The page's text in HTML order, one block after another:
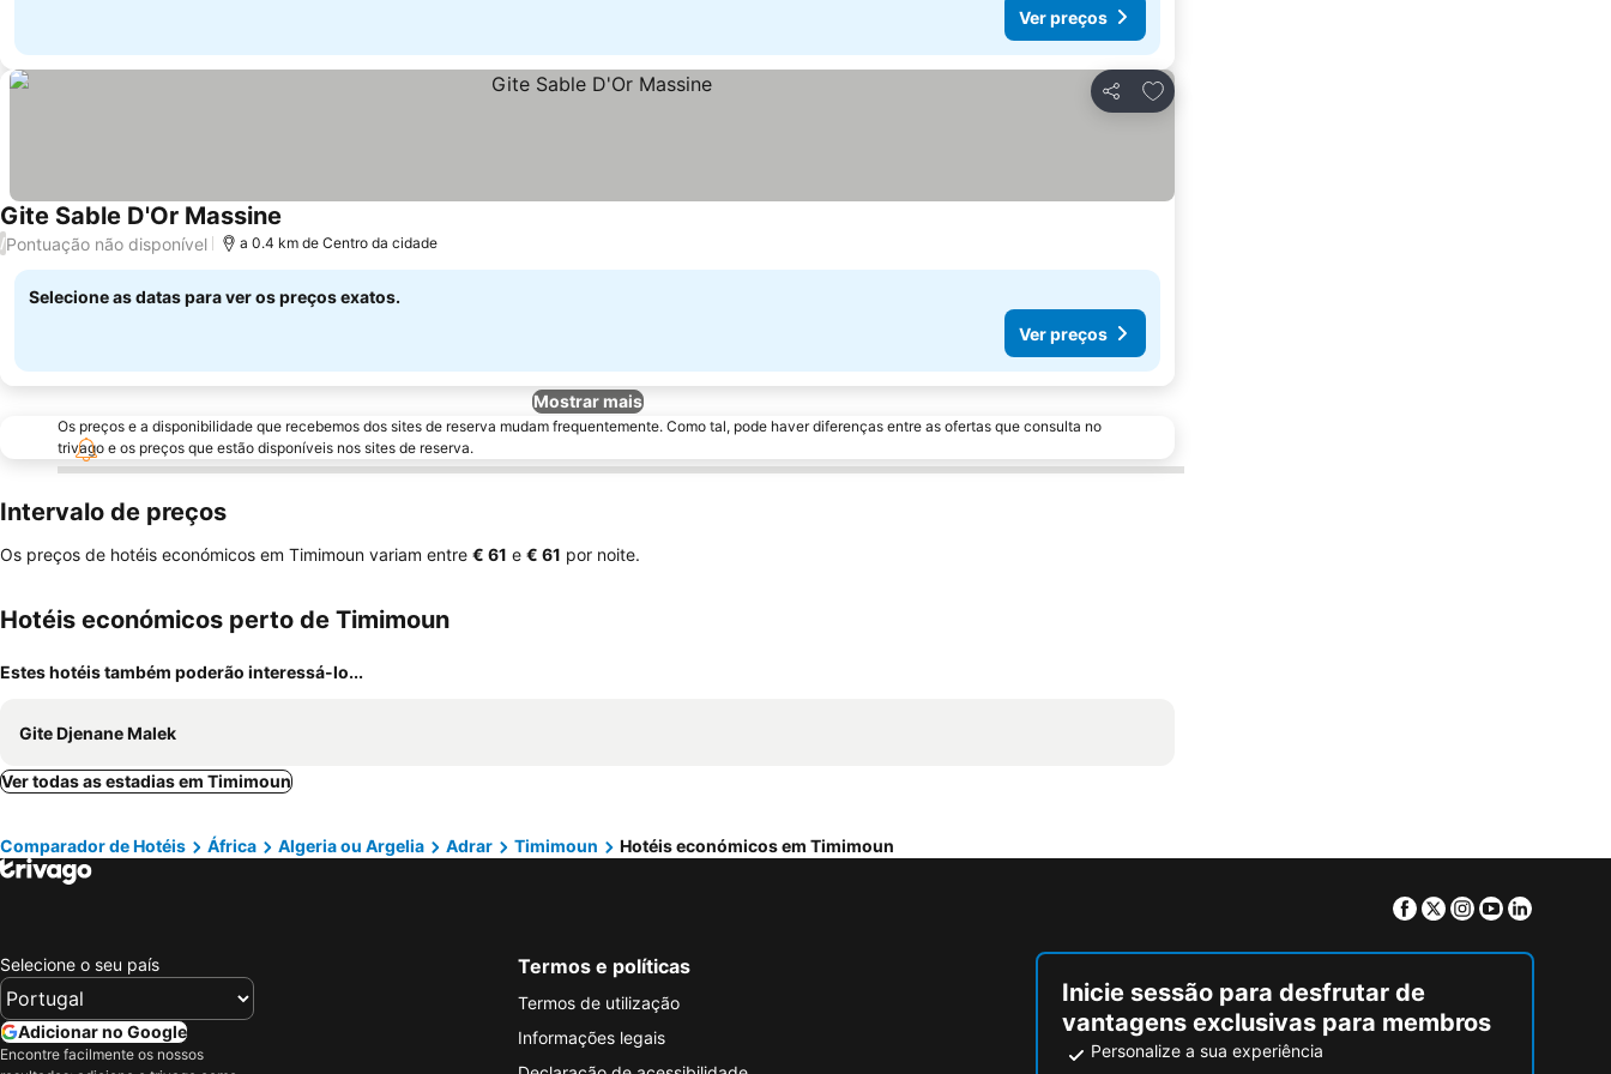
Ver preços
Partilhar
Adicionar aos favoritos
Gite Sable D'Or Massine
/Pontuação não disponível a 0.4 km de Centro da cidade
Selecione as datas para ver os preços exatos.
Ver preços
Mostrar mais
Os preços e a disponibilidade que recebemos dos sites de reserva mudam frequentemente. Como tal, pode haver diferenças entre as ofertas que consulta no
trivago e os preços que estão disponíveis nos sites de reserva.
Intervalo de preços
Os preços de hotéis económicos em Timimoun variam entre ‎€ 61 e ‎€ 61 por noite.
Hotéis económicos perto de Timimoun
Estes hotéis também poderão interessá-lo...
Gite Djenane Malek
Ver todas as estadias em Timimoun
Comparador de Hotéis África Algeria ou Argelia Adrar Timimoun Hotéis económicos em Timimoun
Facebook
TwitterInstagram
Youtube
Selecione o seu país
Adicionar no Google
Encontre facilmente os nossos
Termos e políticas
Termos de utilização
Informações legais
Inicie sessão para desfrutar de
vantagens exclusivas para membros
Personalize a sua experiência